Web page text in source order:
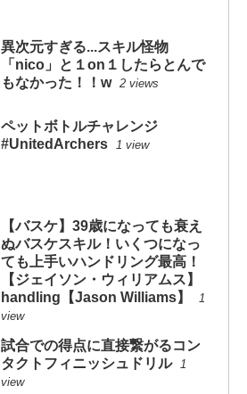
異次元すぎる...スキル怪物
「nico」と１on１したらとんで
もなかった！！w 2 views
ペットボトルチャレンジ
#UnitedArchers 1 view
【バスケ】39歳になっても衰え
ぬバスケスキル！いくつになっ
ても上手いハンドリング最高！
【ジェイソン・ウィリアムス】
handling【Jason Williams】
1
view
試合での得点に直接繋がるコン
タクトフィニッシュドリル 1
view